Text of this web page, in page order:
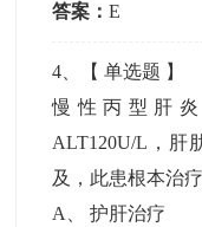
答案：E
4 、【单选题 】
慢性丙型肝炎
ALT120U/L，肝
及，此患根本治
A
、护肝治疗